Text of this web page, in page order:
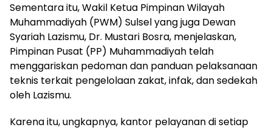
Sementara itu, Wakil Ketua Pimpinan Wilayah
Muhammadiyah (PWM) Sulsel yang juga Dewan
Syariah Lazismu, Dr. Mustari Bosra, menjelaskan,
Pimpinan Pusat (PP) Muhammadiyah telah
menggariskan pedoman dan panduan pelaksanaan
teknis terkait pengelolaan zakat, infak, dan sedekah
oleh Lazismu.
Karena itu, ungkapnya, kantor pelayanan di setiap